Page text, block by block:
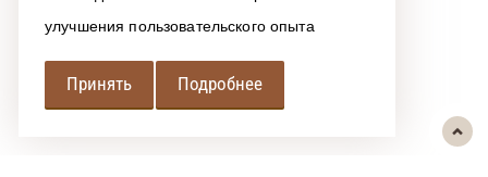
улучшения пользовательского опыта
Принять Подробнее